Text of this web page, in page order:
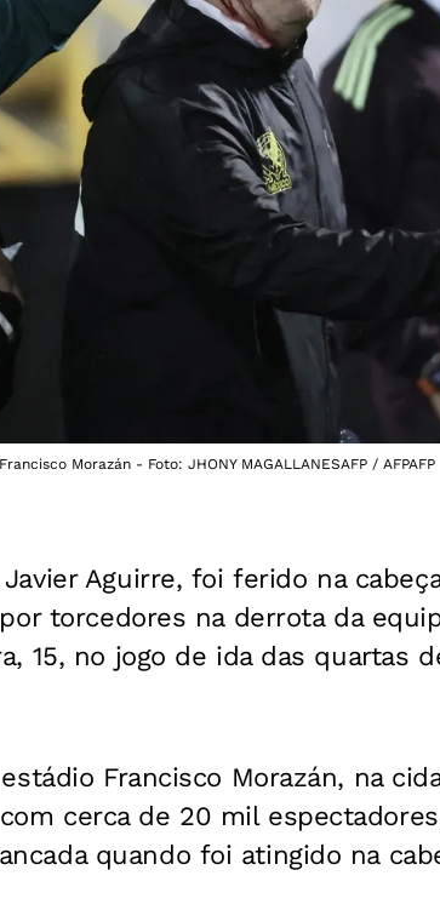
Morazán - Foto: JHONY MAGALLANESAFP / AFPAFP
Aguirre, foi ferido na
torcedores na derrota da
15, no jogo de ida das quartas
Francisco Morazán, na
cerca de 20 mil
quando foi atingido na